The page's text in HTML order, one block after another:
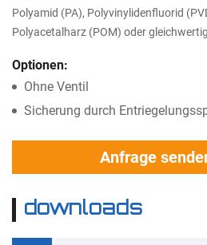
Polyamid (PA), Polyvinylidenfluorid
Polyacetalharz (POM) oder gleichwertig
Optionen:
Ohne Ventil
Sicherung durch
Anfrage
downloads